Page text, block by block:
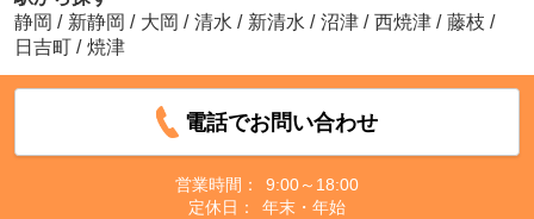
静岡 / 新静岡 / 大岡 / 清水 / 新清水 / 沼津 / 西焼津 / 藤枝 /
日吉町
/ 焼津
電話でお問い合わせ
営業時間：
9:00～18:00
定休日：
年末・年始